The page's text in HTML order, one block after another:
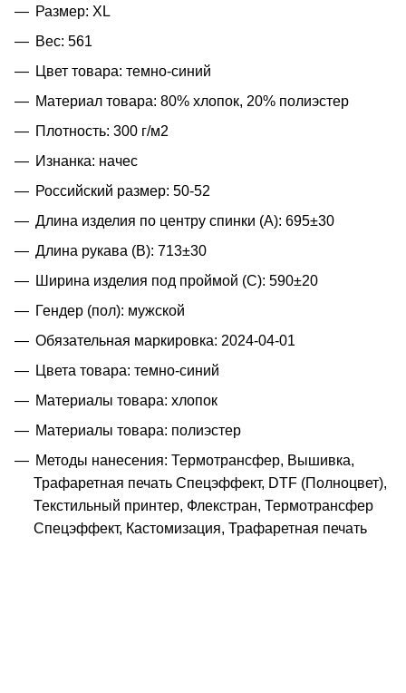
Размер: XL
Вес: 561
Цвет товара: темно-синий
Материал товара: 80% хлопок, 20% полиэстер
Плотность: 300 г/м2
Изнанка: начес
Российский размер: 50-52
Длина изделия по центру спинки (A): 695±30
Длина рукава (B): 713±30
Ширина изделия под проймой (С): 590±20
Гендер (пол): мужской
Обязательная маркировка: 2024-04-01
Цвета товара: темно-синий
Материалы товара: хлопок
Материалы товара: полиэстер
Методы нанесения: Термотрансфер, Вышивка,
Трафаретная печать Спецэффект, DTF (Полноцвет),
Текстильный принтер, Флекстран, Термотрансфер
Спецэффект, Кастомизация, Трафаретная печать